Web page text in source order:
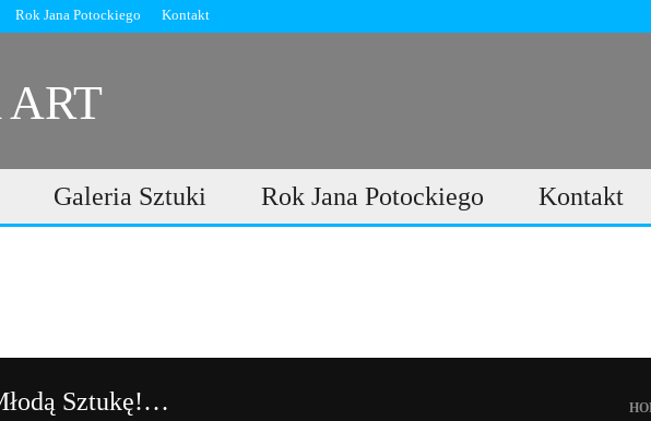
Rok Jana Potockiego Kontakt
Galeria Sztuki Rok Jana Potockiego Kontakt
Odżyw Duszę – kup Młodą Sztukę! Oferta